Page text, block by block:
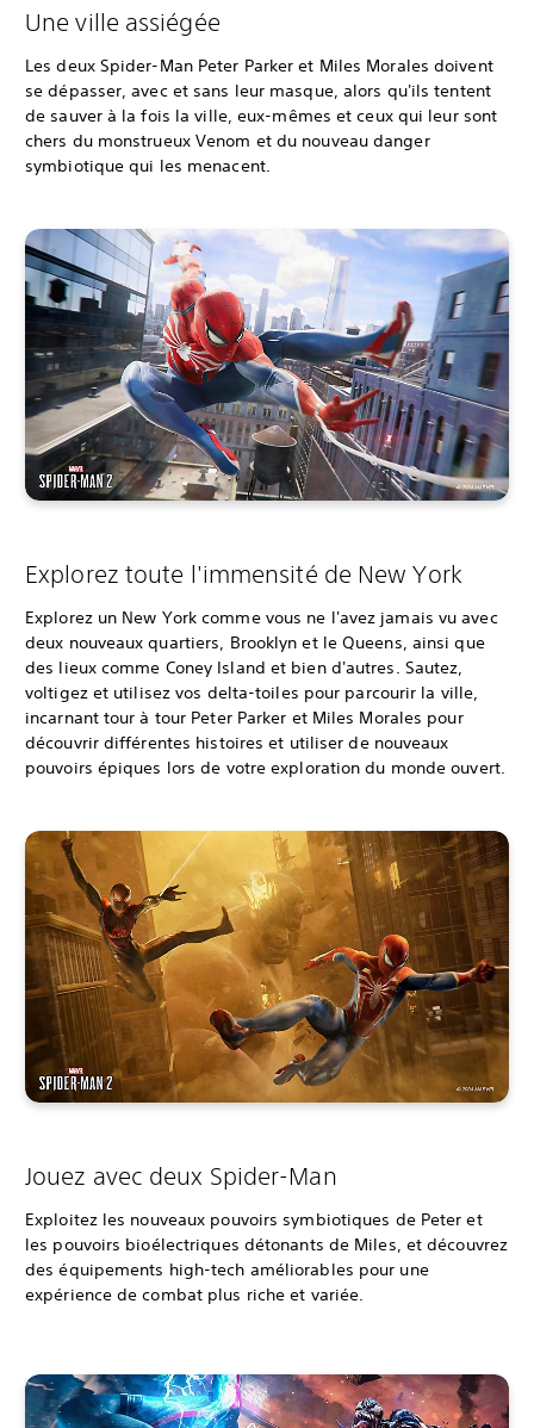
Une ville assiégée
Les deux Spider-Man Peter Parker et Miles Morales doivent
se dépasser, avec et sans leur masque, alors qu'ils tentent
de sauver à la fois la ville, eux-mêmes et ceux qui leur sont
chers du monstrueux Venom et du nouveau danger
symbiotique qui les menacent.
Explorez toute l'immensité de New York
Explorez un New York comme vous ne l'avez jamais vu avec
deux nouveaux quartiers, Brooklyn et le Queens, ainsi que
des lieux comme Coney Island et bien d'autres. Sautez,
voltigez et utilisez vos delta-toiles pour parcourir la ville,
incarnant tour à tour Peter Parker et Miles Morales pour
découvrir différentes histoires et utiliser de nouveaux
pouvoirs épiques lors de votre exploration du monde ouvert.
Jouez avec deux Spider-Man
Exploitez les nouveaux pouvoirs symbiotiques de Peter et
les pouvoirs bioélectriques détonants de Miles, et découvrez
des équipements high-tech améliorables pour une
expérience de combat plus riche et variée.